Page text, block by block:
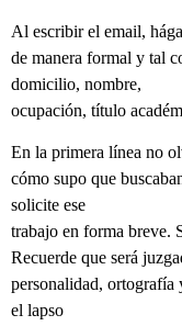
Al escribir el email,
de manera formal y tal
domicilio, nombre,
ocupación, título
En la primera línea no
cómo supo que
solicite ese
trabajo en forma breve.
Recuerde que será
personalidad, ortografía
el lapso